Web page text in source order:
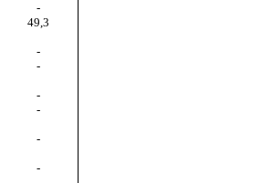
-
49,3
-
-
-
-
-
-